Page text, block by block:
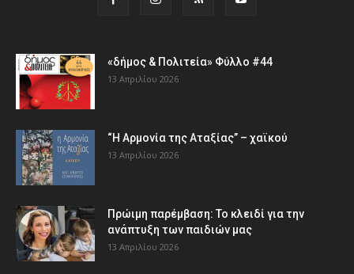
«δήμος & Πολιτεία» Φύλλο #44
13 Απριλίου 2026
“Η Αρμονία της Αταξίας” – χαϊκού
13 Απριλίου 2026
Πρώιμη παρέμβαση: Το κλειδί για την
ανάπτυξη των παιδιών µας
13 Απριλίου 2026